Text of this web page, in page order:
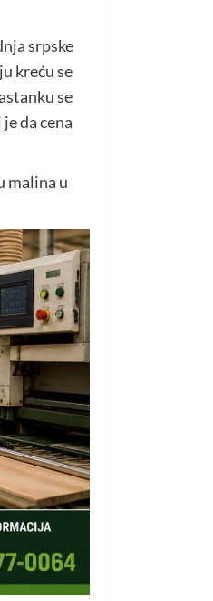
srpske
kreću se
se
da cena
malina u